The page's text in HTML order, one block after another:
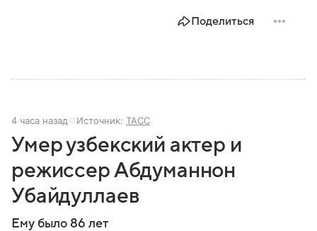
Поделиться
4 часа назад Источник: ТАСС
Умер узбекский актер и
режиссер Абдуманнон
Убайдуллаев
Ему было 86 лет